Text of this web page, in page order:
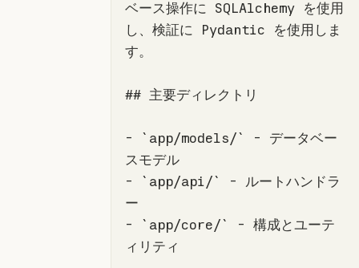
ベース操作に SQLAlchemy を使用
し、検証に Pydantic を使用しま
## 主要ディレクトリ
- `app/models/`
- データベー
スモデル
-
`app/api/`
- ルートハンドラ
-
`app/core/`
- 構成とユーテ